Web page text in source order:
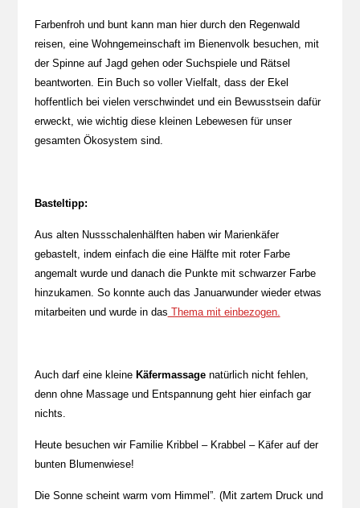
Farbenfroh und bunt kann man hier durch den Regenwald
reisen, eine Wohngemeinschaft im Bienenvolk besuchen, mit
der Spinne auf Jagd gehen oder Suchspiele und Rätsel
beantworten. Ein Buch so voller Vielfalt, dass der Ekel
hoffentlich bei vielen verschwindet und ein Bewusstsein dafür
erweckt, wie wichtig diese kleinen Lebewesen für unser
gesamten Ökosystem sind.
Basteltipp:
Aus alten Nussschalenhälften haben wir Marienkäfer
gebastelt, indem einfach die eine Hälfte mit roter Farbe
angemalt wurde und danach die Punkte mit schwarzer Farbe
hinzukamen. So konnte auch das Januarwunder wieder etwas
mitarbeiten und wurde in das Thema mit einbezogen.
Auch darf eine kleine Käfermassagenatürlich nicht fehlen,
denn ohne Massage und Entspannung geht hier einfach gar
nichts.
Heute besuchen wir Familie Kribbel – Krabbel – Käfer auf der
bunten Blumenwiese!
Die Sonne scheint warm vom Himmel”. (Mit zartem Druck und